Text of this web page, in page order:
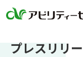
プレスリリ